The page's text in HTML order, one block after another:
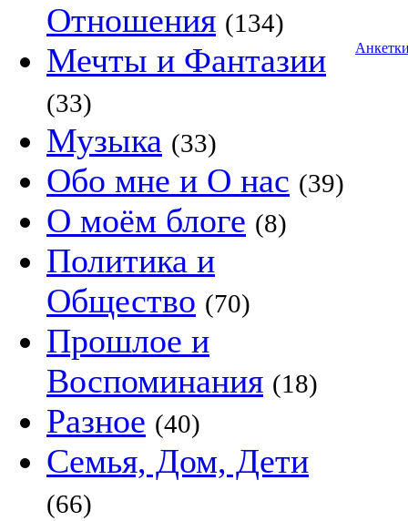
Отношения (134)
Мечты и Фантазии
(33)
Музыка (33)
Обо мне и О нас (39)
О моём блоге (8)
Политика и
Общество (70)
Прошлое и
Воспоминания (18)
Разное (40)
Семья, Дом, Дети
(66)